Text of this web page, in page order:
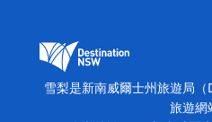
新南威爾士州旅遊局（
心
雪梨是新南威爾士州旅遊局
旅遊網